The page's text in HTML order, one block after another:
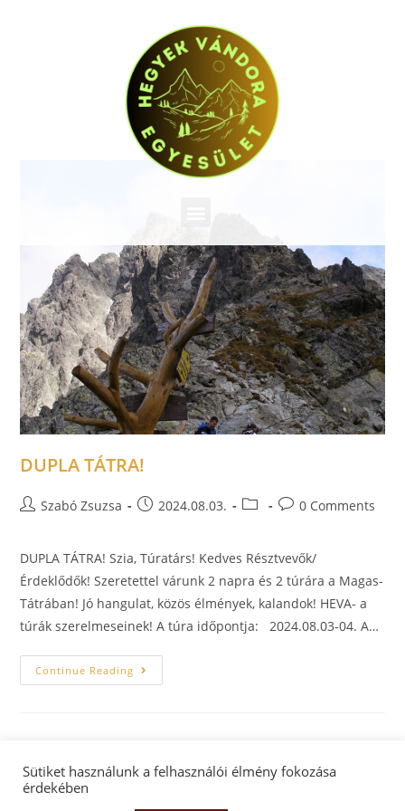
DUPLA TÁTRA!
Szabó Zsuzsa 2024.08.03. 0 Comments
DUPLA TÁTRA! Szia, Túratárs! Kedves Résztvevők/
Érdeklődők! Szeretettel várunk 2 napra és 2 túrára a Magas-
Tátrában! Jó hangulat, közös élmények, kalandok! HEVA- a
túrák szerelmeseinek! A túra időpontja: 2024.08.03-04. A…
Continue Reading
Sütiket használunk a felhasználói élmény fokozása
érdekében